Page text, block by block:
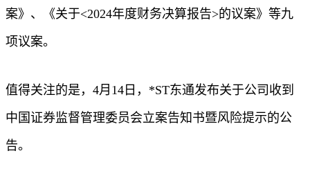
案》、《关于<2024年度财务决算报告>的议案》等九
项议案。
值得关注的是，4月14日，*ST东通发布关于公司收到
中国证券监督管理委员会立案告知书暨风险提示的公
告。